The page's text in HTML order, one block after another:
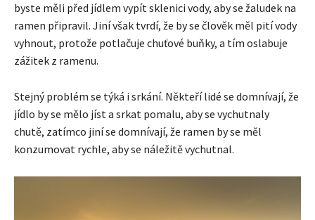
byste měli před jídlem vypít sklenici vody, aby se žaludek na
ramen připravil. Jiní však tvrdí, že by se člověk měl pití vody
vyhnout, protože potlačuje chuťové buňky, a tím oslabuje
zážitek z ramenu.
Stejný problém se týká i srkání. Někteří lidé se domnívají, že
jídlo by se mělo jíst a srkat pomalu, aby se vychutnaly
chutě, zatímco jiní se domnívají, že ramen by se měl
konzumovat rychle, aby se náležitě vychutnal.